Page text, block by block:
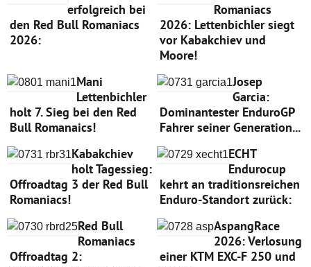
erfolgreich bei
den Red Bull Romaniacs
2026:
Romaniacs
2026: Lettenbichler siegt
vor Kabakchiev und
Moore!
Mani
Lettenbichler
holt 7. Sieg bei den Red
Bull Romanaics!
Josep
Garcia:
Dominantester EnduroGP
Fahrer seiner Generation...
Kabakchiev
holt Tagessieg:
Offroadtag 3 der Red Bull
Romaniacs!
ECHT
Endurocup
kehrt an traditionsreichen
Enduro-Standort zurück:
Red Bull
Romaniacs
Offroadtag 2:
AspangRace
2026: Verlosung
einer KTM EXC-F 250 und